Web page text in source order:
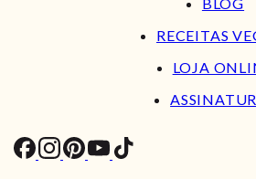
RECEITAS
LOJA